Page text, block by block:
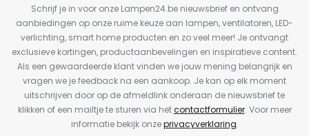
Schrijf je in voor onze Lampen24.be nieuwsbrief en ontvang
aanbiedingen op onze ruime keuze aan lampen, ventilatoren, LED-
verlichting, smart home producten en zo veel meer! Je ontvangt
exclusieve kortingen, productaanbevelingen en inspiratieve content.
Als een gewaardeerde klant vinden we jouw mening belangrijk en
vragen we je feedback na een aankoop. Je kan op elk moment
uitschrijven door op de afmeldlink onderaan de nieuwsbrief te
klikken of een mailtje te sturen via hetcontactformulier. Voor meer
informatie bekijk onzeprivacyverklaring.